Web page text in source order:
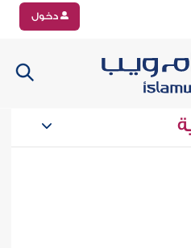
دخول